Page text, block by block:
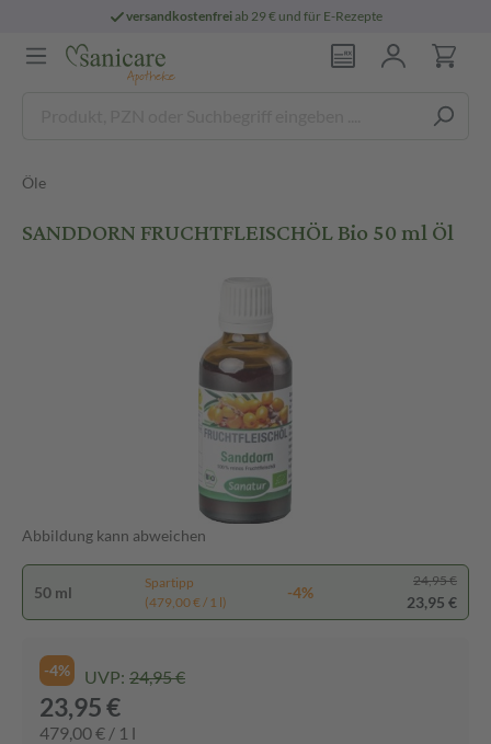
versandkostenfreiab 29 € und für E-Rezepte
Öle
SANDDORN FRUCHTFLEISCHÖL Bio 50 ml Öl
Abbildung kann abweichen
50 ml
Spartipp
(479,00 € / 1 l)
-4%
24,95 €
23,95 €
-4% UVP: 24,95 €
23,95 €
479,00 € / 1 l